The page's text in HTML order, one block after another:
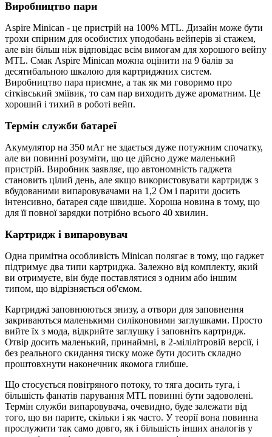
Виробництво пари
Aspire Minican - це пристрій на 100% MTL. Дизайн може бути
трохи спірним для особистих уподобань вейперів зі стажем,
але він більш ніж відповідає всім вимогам для хорошого вейпу
MTL. Смак Aspire Minican можна оцінити на 9 балів за
десятибальною шкалою для картриджних систем.
Виробництво пара приємне, а так як ми говоримо про
сітківський зміївик, то сам пар виходить дуже ароматним. Це
хороший і тихий в роботі вейп.
Термін служби батареї
Акумулятор на 350 мАг не здається дуже потужним спочатку,
але ви повинні розуміти, що це дійсно дуже маленький
пристрій. Виробник заявляє, що автономність гаджета
становить цілий день, але якщо використовувати картридж з
вбудованими випаровувачами на 1,2 Ом і парити досить
інтенсивно, батарея сяде швидше. Хороша новина в тому, що
для її повної зарядки потрібно всього 40 хвилин.
Картридж і випаровувач
Одна примітна особливість Minican полягає в тому, що гаджет
підтримує два типи картриджа. Залежно від комплекту, який
ви отримуєте, він буде поставлятися з одним або іншим
типом, що відрізняється об'ємом.
Картриджі заповнюються знизу, а отвори для заповнення
закриваються маленькими силіконовими заглушками. Просто
вийте їх з мода, відкрийте заглушку і заповніть картридж.
Отвір досить маленький, принаймні, в 2-мілілітровій версії, і
без реального скидання тиску може бути досить складно
проштовхнути наконечник якомога глибше.
Що стосується повітряного потоку, то тяга досить туга, і
більшість фанатів парування MTL повинні бути задоволені.
Термін служби випаровувача, очевидно, буде залежати від
того, що ви парите, скільки і як часто. У теорії вона повинна
прослужити так само довго, як і більшість інших аналогів у